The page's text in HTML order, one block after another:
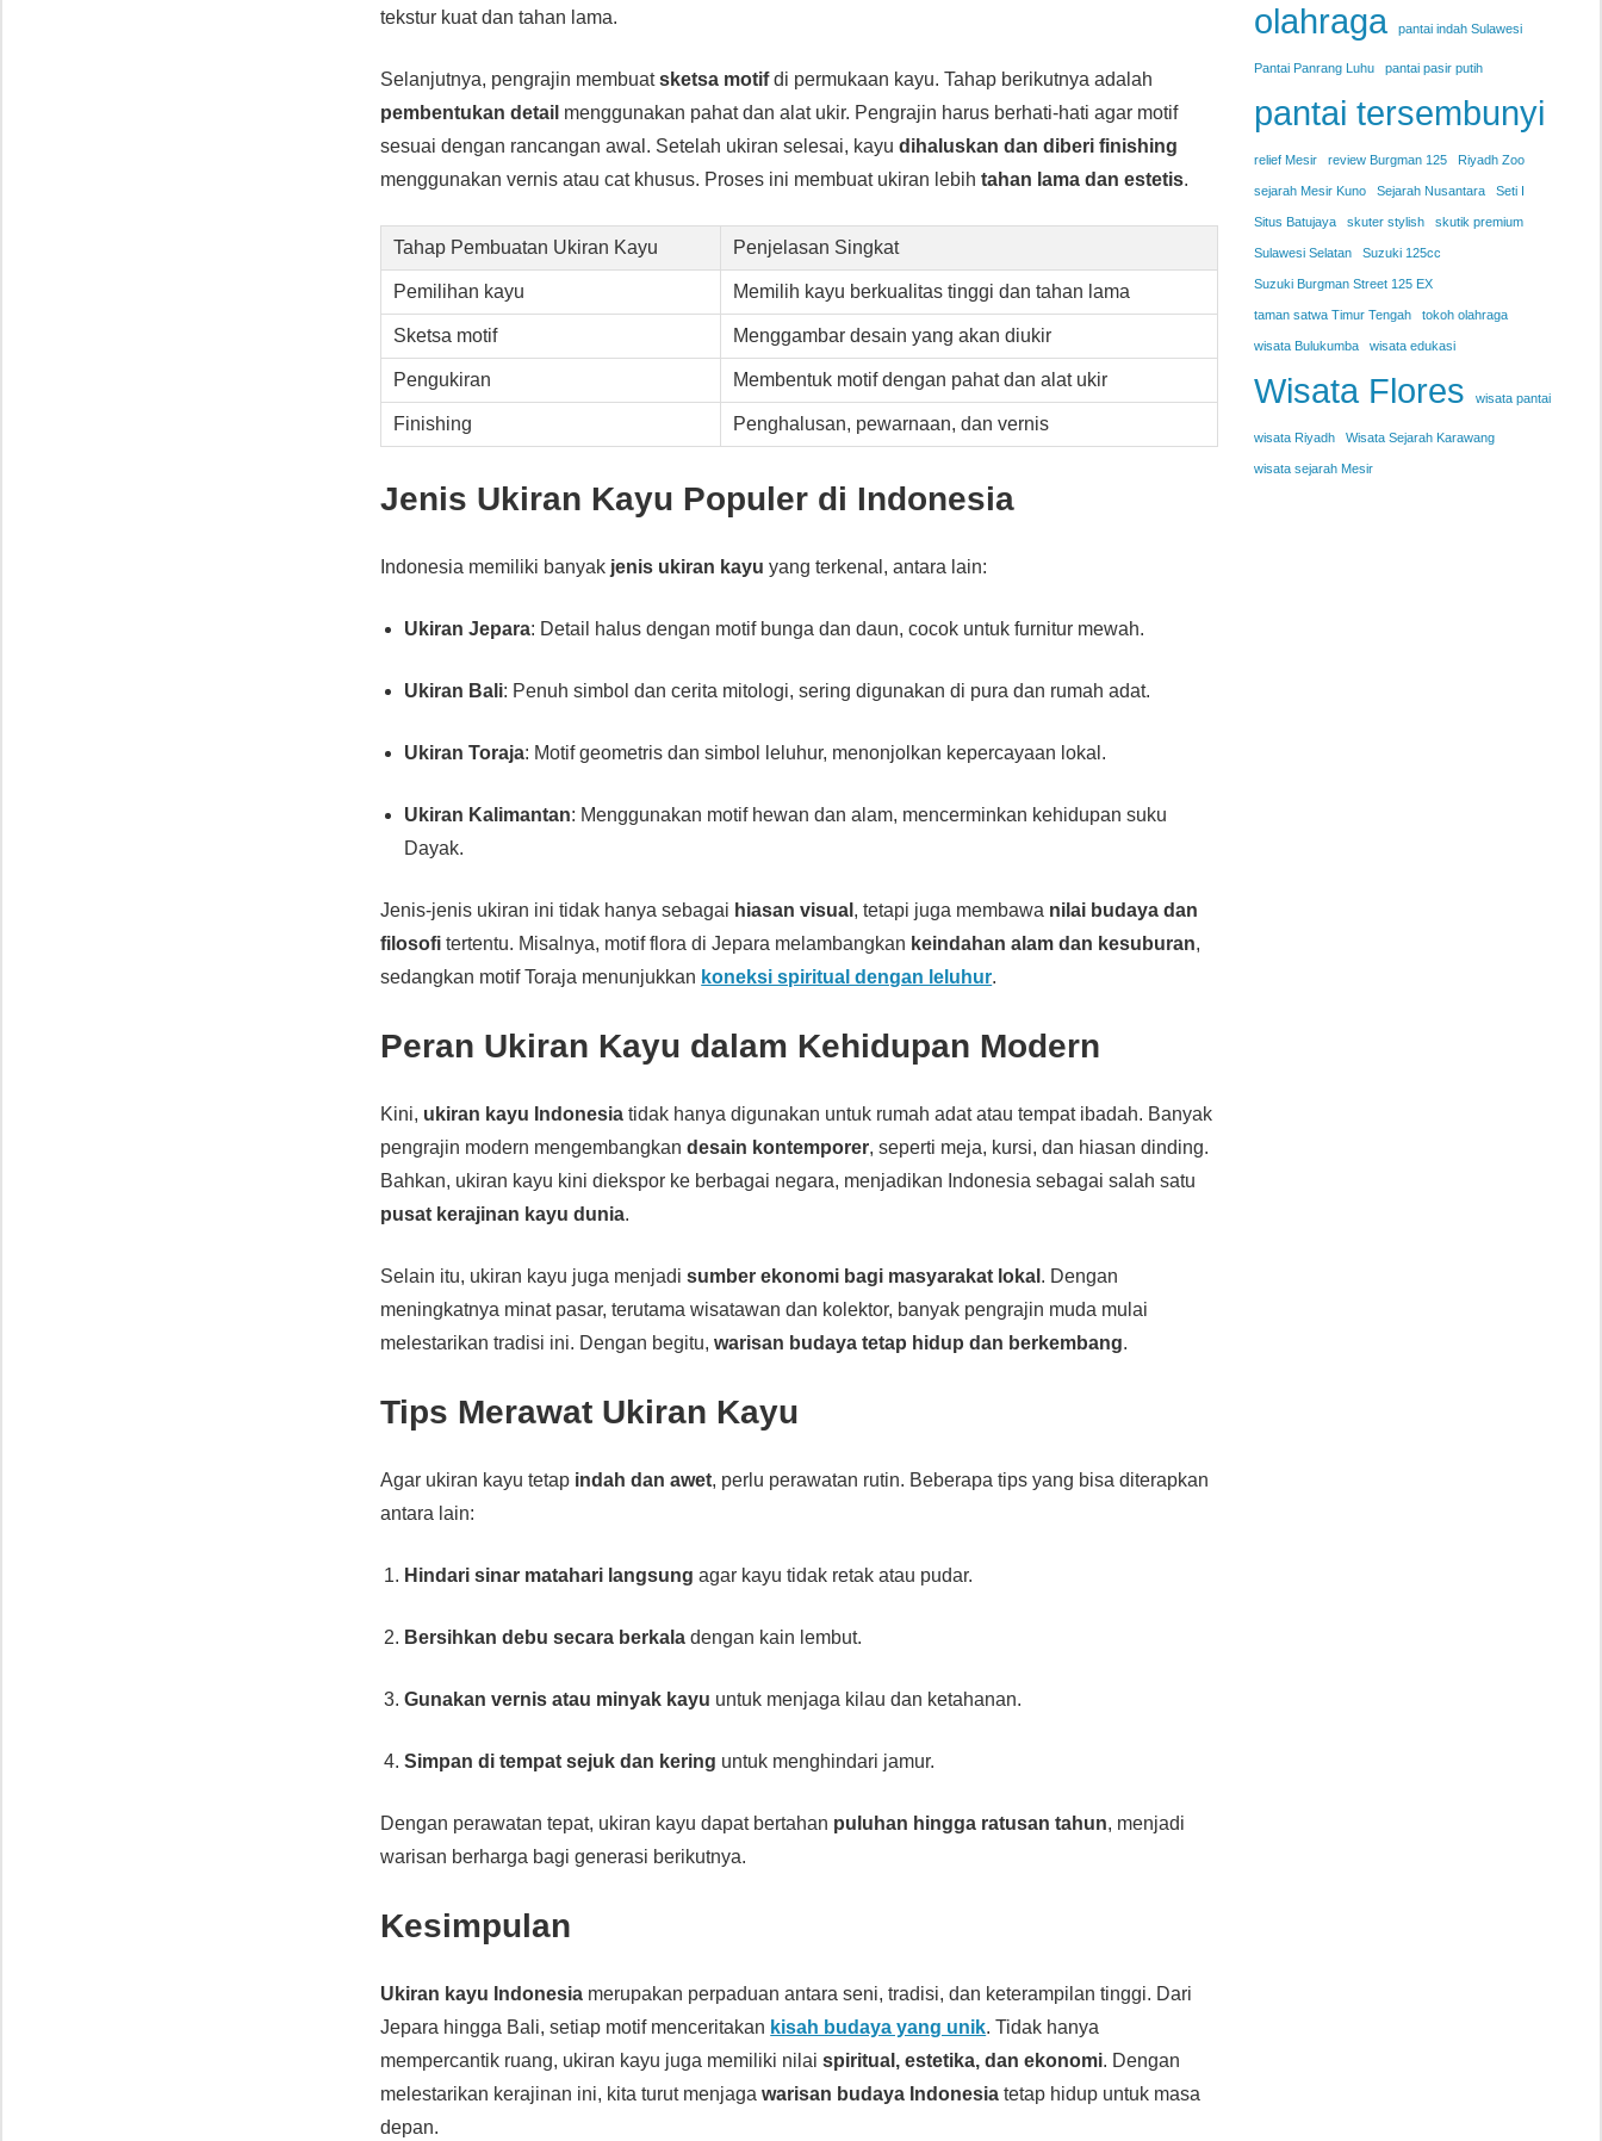
tekstur kuat dan tahan lama.
Selanjutnya, pengrajin membuatsketsa motifdi permukaan kayu. Tahap berikutnya adalah
pembentukan detail menggunakan pahat dan alat ukir. Pengrajin harus berhati-hati agar motif
sesuai dengan rancangan awal. Setelah ukiran selesai, kayudihaluskan dan diberi finishing
menggunakan vernis atau cat khusus. Proses ini membuat ukiran lebihtahan lama dan estetis.
Tahap Pembuatan Ukiran Kayu Penjelasan Singkat
Pemilihan kayu Memilih kayu berkualitas tinggi dan tahan lama
Sketsa motif Menggambar desain yang akan diukir
Pengukiran Membentuk motif dengan pahat dan alat ukir
Finishing Penghalusan, pewarnaan, dan vernis
Jenis Ukiran Kayu Populer di Indonesia
Indonesia memiliki banyak jenis ukiran kayu yang terkenal, antara lain:
Ukiran Jepara: Detail halus dengan motif bunga dan daun, cocok untuk furnitur mewah.
Ukiran Bali: Penuh simbol dan cerita mitologi, sering digunakan di pura dan rumah adat.
Ukiran Toraja: Motif geometris dan simbol leluhur, menonjolkan kepercayaan lokal.
Ukiran Kalimantan: Menggunakan motif hewan dan alam, mencerminkan kehidupan suku
Dayak.
Jenis-jenis ukiran ini tidak hanya sebagai hiasan visual , tetapi juga membawa nilai budaya dan
filosofi tertentu. Misalnya, motif flora di Jepara melambangkan keindahan alam dan kesuburan,
sedangkan motif Toraja menunjukkan koneksi spiritual dengan leluhur.
Peran Ukiran Kayu dalam Kehidupan Modern
Kini, ukiran kayu Indonesia tidak hanya digunakan untuk rumah adat atau tempat ibadah. Banyak
pengrajin modern mengembangkandesain kontemporer, seperti meja, kursi, dan hiasan dinding.
Bahkan, ukiran kayu kini diekspor ke berbagai negara, menjadikan Indonesia sebagai salah satu
pusat kerajinan kayu dunia.
Selain itu, ukiran kayu juga menjadisumber ekonomi bagi masyarakat lokal . Dengan
meningkatnya minat pasar, terutama wisatawan dan kolektor, banyak pengrajin muda mulai
melestarikan tradisi ini. Dengan begitu,warisan budaya tetap hidup dan berkembang.
Tips Merawat Ukiran Kayu
Agar ukiran kayu tetap indah dan awet, perlu perawatan rutin. Beberapa tips yang bisa diterapkan
antara lain:
Hindari sinar matahari langsung agar kayu tidak retak atau pudar.
Bersihkan debu secara berkala dengan kain lembut.
Gunakan vernis atau minyak kayu untuk menjaga kilau dan ketahanan.
Simpan di tempat sejuk dan kering untuk menghindari jamur.
Dengan perawatan tepat, ukiran kayu dapat bertahan puluhan hingga ratusan tahun, menjadi
warisan berharga bagi generasi berikutnya.
Kesimpulan
Ukiran kayu Indonesia merupakan perpaduan antara seni, tradisi, dan keterampilan tinggi. Dari
Jepara hingga Bali, setiap motif menceritakan kisah budaya yang unik. Tidak hanya
mempercantik ruang, ukiran kayu juga memiliki nilaispiritual, estetika, dan ekonomi. Dengan
melestarikan kerajinan ini, kita turut menjagawarisan budaya Indonesia tetap hidup untuk masa
depan.
olahraga pantai indah Sulawesi
Pantai Panrang Luhu pantai pasir putih
pantai tersembunyi
relief Mesir review Burgman 125 Riyadh Zoo
sejarah Mesir Kuno Sejarah Nusantara Seti I
Situs Batujaya skuter stylish skutik premium
Sulawesi Selatan Suzuki 125cc
Suzuki Burgman Street 125 EX
taman satwa Timur Tengah tokoh olahraga
wisata Bulukumba wisata edukasi
Wisata Flores wisata pantai
wisata Riyadh Wisata Sejarah Karawang
wisata sejarah Mesir